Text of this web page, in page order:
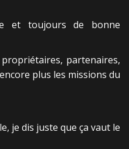
et toujours de bonne
partenaires,
plus les missions du
je dis juste que ça vaut le